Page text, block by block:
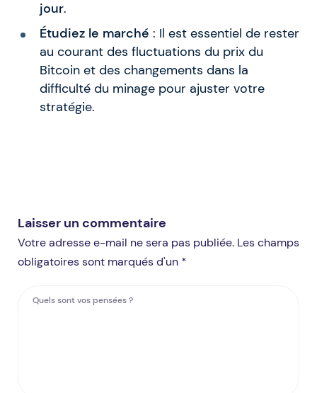
jour.
Étudiez le marché : Il est essentiel de rester
au courant des fluctuations du prix du
Bitcoin et des changements dans la
difficulté du minage pour ajuster votre
stratégie.
Laisser un commentaire
Votre adresse e-mail ne sera pas publiée. Les champs
obligatoires sont marqués d'un *